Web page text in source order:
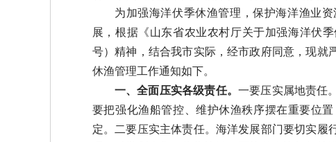
为加强海洋伏季休渔管理，保护海洋渔业
展，根据《山东省农业农村厅关于加强海洋伏
号）精神，结合我市实际，经市政府同意，现就
休渔管理工作通知如下。
一、全面压实各级责任。 一要压实属地责任
要把强化渔船管控、维护休渔秩序摆在重要位置
定。二要压实主体责任。海洋发展部门要切实履